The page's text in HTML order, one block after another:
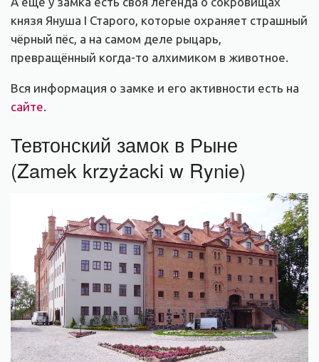
князя Януша I Старого, которые охраняет страшный
чёрный пёс, а на самом деле рыцарь,
превращённый когда-то алхимиком в животное.
Вся информация о замке и его активности есть на
сайте
Тевтонский замок в Рыне
(Zamek krzyżacki w Rynie)